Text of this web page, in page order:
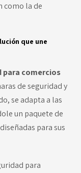
como la de
que une
para comercios
de seguridad y
se adapta a las
un paquete de
para sus
para